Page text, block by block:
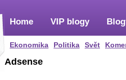
Home
Ekonomika Politika Svět
VIP blogy
Adsense